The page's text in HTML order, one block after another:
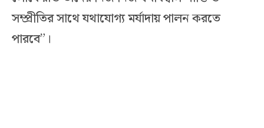
সম্প্রীতির সাথে যথাযোগ্য মর্যাদায় পালন করতে
পারবে”।